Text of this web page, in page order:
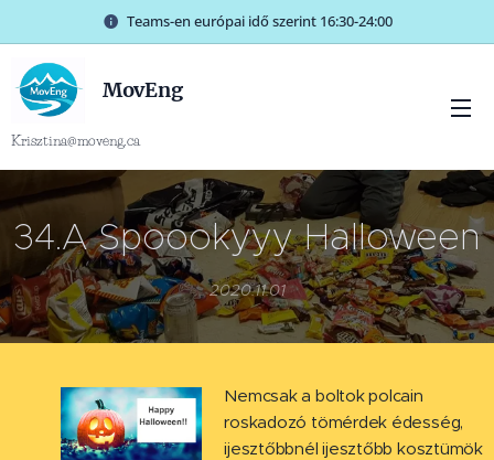
Teams-en európai idő szerint 16:30-24:00
MovEng
Krisztina@moveng.ca
34.A Spoookyyy Halloween
2020.11.01
Nemcsak a boltok polcain
roskadozó tömérdek édesség,
ijesztőbbnél ijesztőbb kosztümök